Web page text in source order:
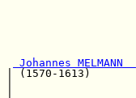
Johannes MELMANN
| (1570-